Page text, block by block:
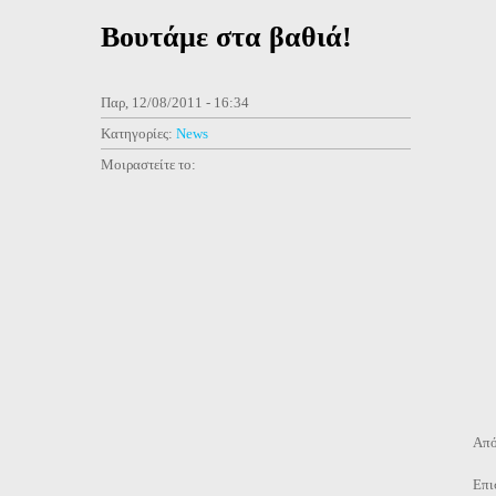
Βουτάμε στα βαθιά!
Παρ, 12/08/2011 - 16:34
Κατηγορίες: News
Μοιραστείτε το: